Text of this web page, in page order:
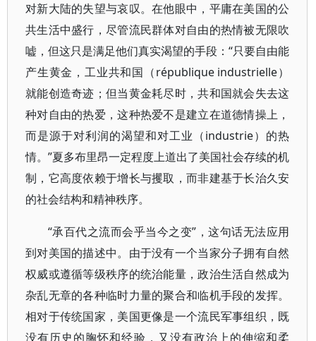
对新大陆的失望与哀叹。在他眼中，平庸在美国的公
共生活中盛行，尽管流民群体对自由的热情被无限吹
嘘，但这只是满足他们真实渴望的手段：“只要自由能
产生黄金，工业共和国（république industrielle）
就能创造奇迹；但当黄金耗尽时，共和国就会失去这
种对自由的热爱，这种热爱不是建立在道德情操上，
而是源于对利润的渴望和对工业（industrie）的热
情。”夏多布里昂一定程度上道出了美国社会存续的机
制，它高度依赖于增长与攫取，而非建基于长治久安
的社会结构和精神秩序。
“承百代之流而会乎当今之变”，这句话无法应用
到对美国的描述中。由于没有一个当家分子拥有自然
权威或遵循等级秩序的统治能量，政治生活自然成为
杂乱无章的各种临时力量的聚合和临机手段的发挥。
相对于传统国家，美国更像是一个流民军事组织，既
没有历史的胸怀和经验，又没有政治上的伸缩和柔